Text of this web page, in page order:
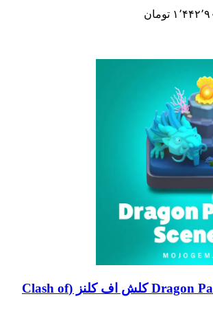
آفر Dragon Palace Scenery کلش اف کلنز (Clash of